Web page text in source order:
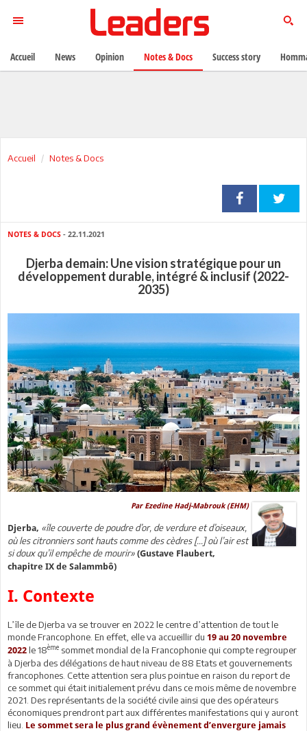
Accueil Notes & Docs
NOTES & DOCS - 22.11.2021
Djerba demain: Une vision stratégique pour un
développement durable, intégré & inclusif (2022-
2035)
Par Ezedine Hadj-Mabrouk (EHM)
Djerba, «île couverte de poudre d’or, de verdure et d’oiseaux,
où les citronniers sont hauts comme des cèdres [...] où l’air est
si doux qu’il empêche de mourir» (Gustave Flaubert,
chapitre IX de Salammbô)
I. Contexte
L’île de Djerba va se trouver en 2022 le centre d’attention de tout le
monde Francophone. En effet, elle va accueillir du 19 au 20 novembre
2022 le 18ème sommet mondial de la Francophonie qui compte regrouper
à Djerba des délégations de haut niveau de 88 Etats et gouvernements
francophones. Cette attention sera plus pointue en raison du report de
ce sommet qui était initialement prévu dans ce mois même de novembre
2021. Des représentants de la société civile ainsi que des opérateurs
économiques prendront part aux différentes manifestations qui y auront
lieu. Le sommet sera le plus grand évènement d’envergure jamais
Accueil News Opinion Notes & Docs Success story